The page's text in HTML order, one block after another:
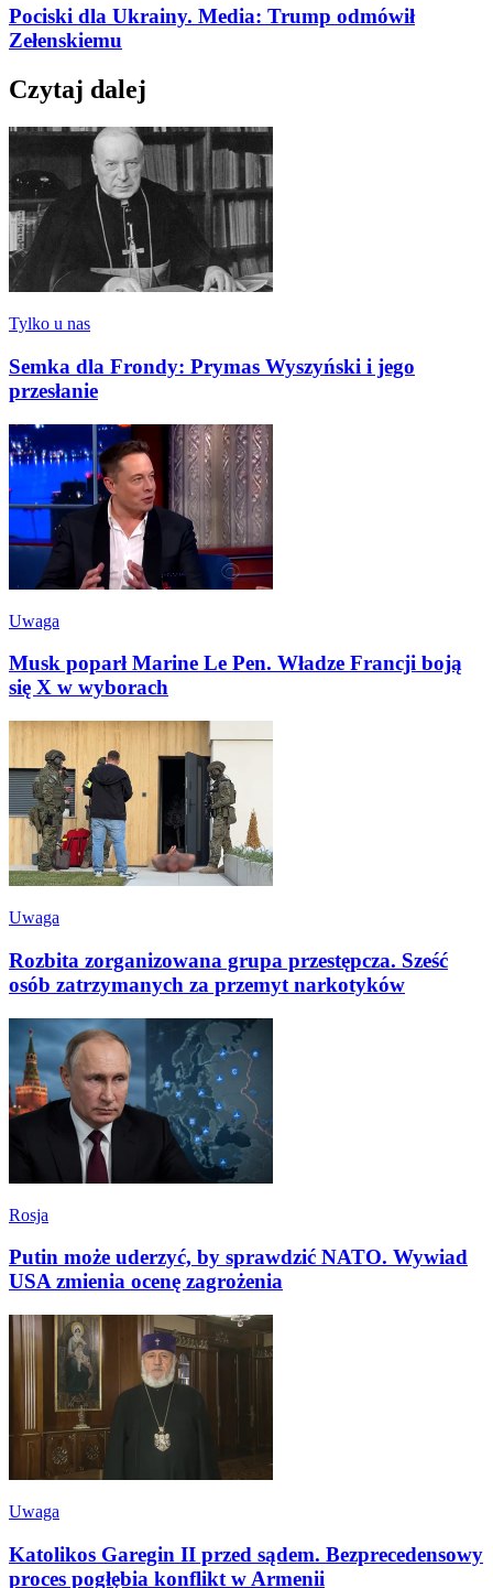
Pociski dla Ukrainy. Media: Trump odmówił
Zełenskiemu
Czytaj dalej
Tylko u nas
Semka dla Frondy: Prymas Wyszyński i jego
przesłanie
Uwaga
Musk poparł Marine Le Pen. Władze Francji boją
się X w wyborach
Uwaga
Rozbita zorganizowana grupa przestępcza. Sześć
osób zatrzymanych za przemyt narkotyków
Rosja
Putin może uderzyć, by sprawdzić NATO. Wywiad
USA zmienia ocenę zagrożenia
Uwaga
Katolikos Garegin II przed sądem. Bezprecedensowy
proces pogłębia konflikt w Armenii